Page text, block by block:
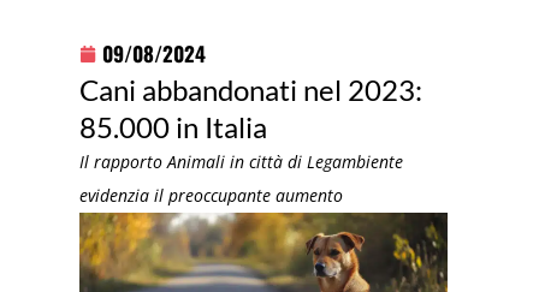
09/08/2024
Cani abbandonati nel 2023:
85.000 in Italia
Il rapporto Animali in città di Legambiente
evidenzia il preoccupante aumento